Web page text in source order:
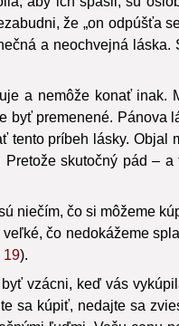
aby ich spasil, sú
že „on odpúšťa
a neochvejná
a nemôže konať
byť premenené.
tento príbeh lásky.
skutočný pád –
niečím, čo si môžeme
čo nedokážeme
19).
vzácni, keď vás
sa kúpiť, nedajte sa